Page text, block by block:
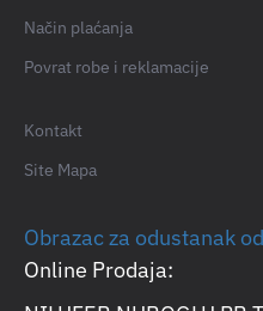
Način plaćanja
Povrat robe i reklamacije
Kontakt
Site Mapa
Obrazac za odustanak
Online Prodaja: